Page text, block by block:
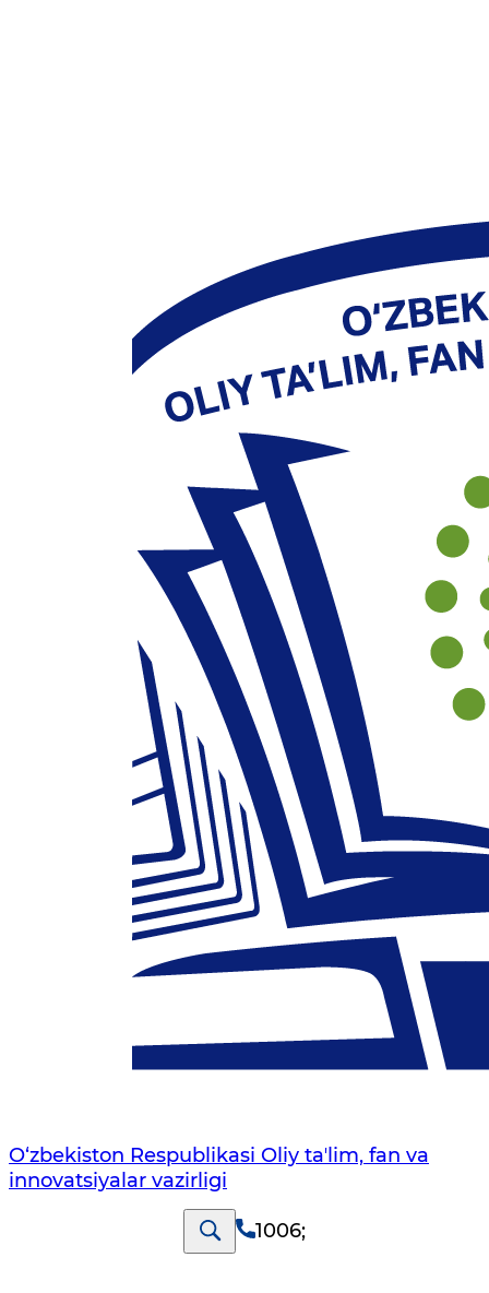
O‘zbekiston Respublikasi Oliy taʼlim, fan va
innovatsiyalar vazirligi
1006;